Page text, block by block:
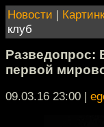
Новости |
клуб
Разведопрос:
первой
09.03.16 23:00 |